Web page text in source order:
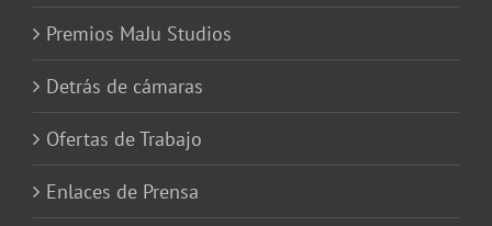
Premios MaJu Studios
Detrás de cámaras
Ofertas de Trabajo
Enlaces de Prensa